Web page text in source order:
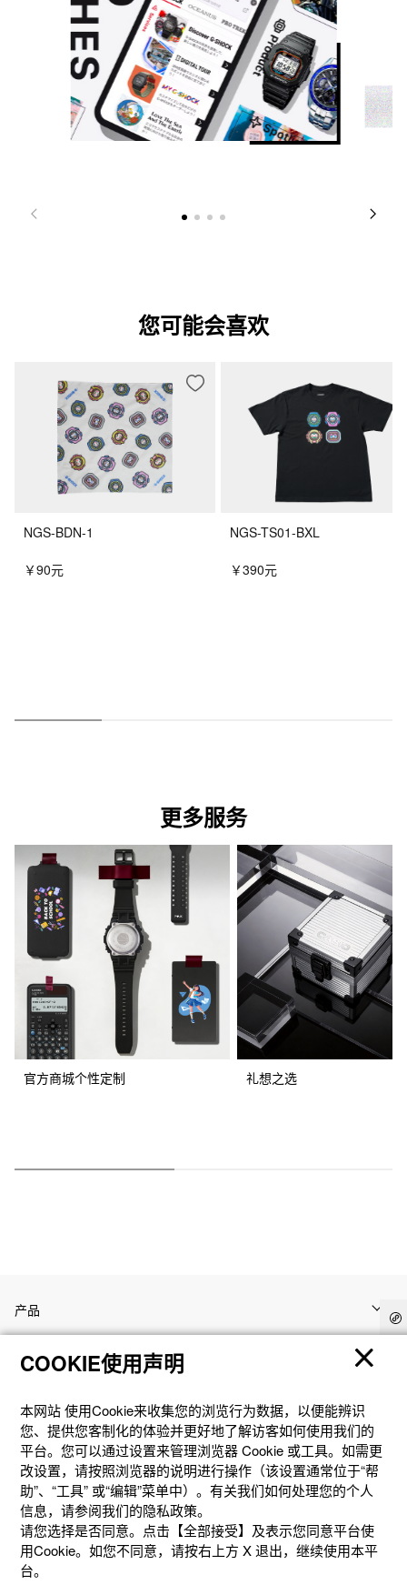
您可能会喜欢
NGS-BDN-1
￥90元
NGS-TS01-BXL
￥390元
更多服务
官方商城个性定制 礼想之选
产品
客户支持
资讯
社交媒体
COOKIE使用声明
本网站 使⽤Cookie来收集您的浏览⾏为数据，以便能辨识
您、提供您客制化的体验并更好地了解访客如何使⽤我们的
平台。您可以通过设置来管理浏览器 Cookie 或⼯具。如需更
改设置，请按照浏览器的说明进⾏操作（该设置通常位于“帮
助”、“⼯具” 或“编辑”菜单中）。有关我们如何处理您的个⼈
信息，请参阅我们的隐私政策。
请您选择是否同意。点击【全部接受】及表示您同意平台使
用Cookie。如您不同意，请按右上⽅ X 退出，继续使⽤本平
台。